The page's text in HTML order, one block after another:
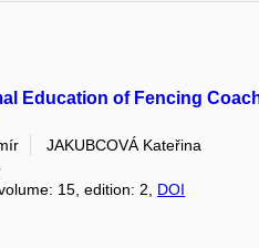
Education of Fencing
JAKUBCOVÁ Kateřina
15, edition: 2, DOI